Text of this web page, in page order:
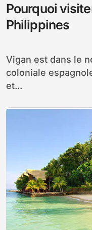
Pourquoi
Philippines
Vigan est dans le nord de Luzon. Son influence
coloniale
et...